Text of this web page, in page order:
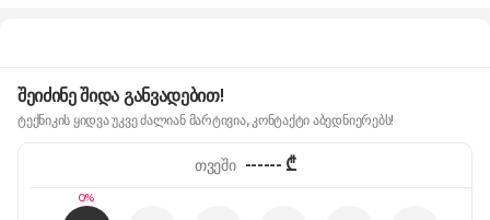
შეიძინე შიდა განვადებით!
ტექნიკის ყიდვა უკვე ძალიან მარტივია, კონტაქტი აბედნიერებს!
0%
თვეში ------₾